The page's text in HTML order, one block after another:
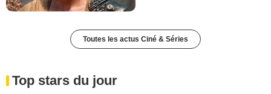
Toutes les actus Ciné & Séries
Top stars du jour